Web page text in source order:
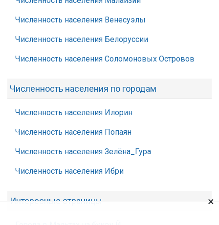
Численность населения Венесуэлы
Численность населения Белоруссии
Численность населения Соломоновых Островов
Численность населения по городам
Численность населения Илорин
Численность населения Попаян
Численность населения Зелёна_Гура
Численность населения Ибри
Интересные страницы ×